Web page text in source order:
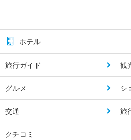
ホテル
旅行ガイド 観
グルメ シ
交通 旅
クチコミ